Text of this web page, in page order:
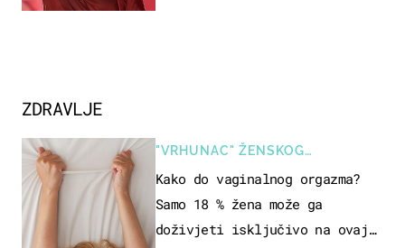
ZDRAVLJE
"VRHUNAC" ŽENSKOG
SEKSUALNOG ISKUSTVA
Kako do vaginalnog orgazma?
Samo 18 % žena može ga
doživjeti isključivo na ovaj